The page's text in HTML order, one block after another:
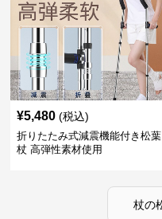
¥5,480 (税込)
折りたたみ式減震機能付き松葉
杖 高弾性素材使用
杖の